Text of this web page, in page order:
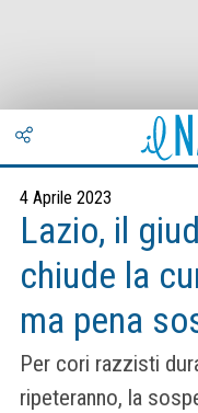
4 Aprile 2023
Lazio, il
chiude la
ma pena
Per cori razzisti
ripeteranno, la